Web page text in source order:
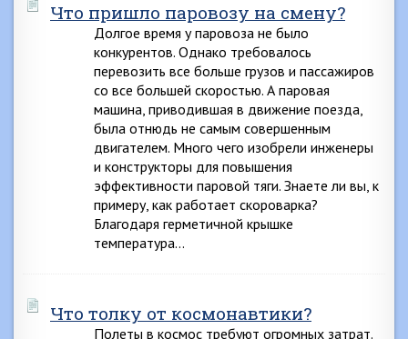
Что пришло паровозу на смену?
Долгое время у паровоза не было
конкурентов. Однако требовалось
перевозить все больше грузов и пассажиров
со все большей скоростью. А паровая
машина, приводившая в движение поезда,
была отнюдь не самым совершенным
двигателем. Много чего изобрели инженеры
и конструкторы для повышения
эффективности паровой тяги. Знаете ли вы, к
примеру, как работает скороварка?
Благодаря герметичной крышке
температура…
Что толку от космонавтики?
Полеты в космос требуют огромных затрат.